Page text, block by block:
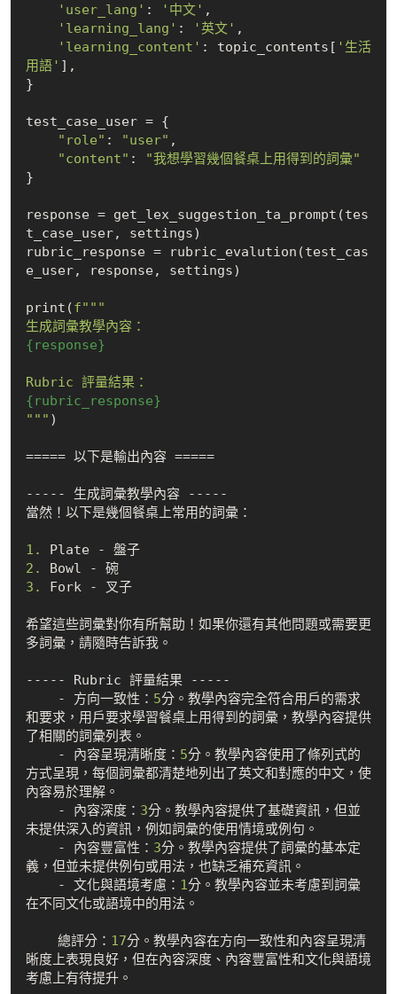
'user_lang' : '中文' ,
'learning_lang' : '英文' ,
'learning_content' : topic_contents[ '生活
用語' ],
}
test_case_user = {
"role" : "user" ,
"content" :
"我想學習幾個餐桌上用得到的詞彙"
}
response = get_lex_suggestion_ta_prompt(tes
t_case_user, settings)
rubric_response = rubric_evalution(test_cas
e_user, response, settings)
print(f"""
{response}
{rubric_response}
""" )
===== 以下是輸出內容 =====
----- 生成詞彙教學內容 -----
當然！以下是幾個餐桌上常用的詞彙：
1.
Plate - 盤子
2.
Bowl - 碗
3.
Fork - 叉子
希望這些詞彙對你有所幫助！如果你還有其他問題或需要更
多詞彙，請隨時告訴我。
----- Rubric 評量結果 -----
    - 方向一致性：
5分。教學內容完全符合用戶的需求
和要求，用戶要求學習餐桌上用得到的詞彙，教學內容提供
了相關的詞彙列表。
    - 內容呈現清晰度：
5分。教學內容使用了條列式的
方式呈現，每個詞彙都清楚地列出了英文和對應的中文，使
內容易於理解。
    - 內容深度：
3分。教學內容提供了基礎資訊，但並
未提供深入的資訊，例如詞彙的使用情境或例句。
    - 內容豐富性：
3分。教學內容提供了詞彙的基本定
義，但並未提供例句或用法，也缺乏補充資訊。
    - 文化與語境考慮：
1分。教學內容並未考慮到詞彙
在不同文化或語境中的用法。
    總評分：
17分。教學內容在方向一致性和內容呈現清
晰度上表現良好，但在內容深度、內容豐富性和文化與語境